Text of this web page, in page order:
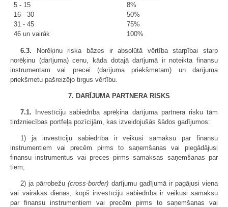
5 - 15
8%
16 - 30
50%
31 - 45
75%
46 un vairāk
100%
6.3. Norēķinu riska bāzes ir absolūtā vērtība starpībai starp
norēķinu (darījuma) cenu, kāda dotajā darījumā ir noteikta finansu
instrumentam vai precei (darījuma priekšmetam) un darījuma
priekšmetu pašreizējo tirgus vērtību.
7. DARĪJUMA PARTNERA RISKS
7.1. Investīciju sabiedrība aprēķina darījuma partnera risku tām
tirdzniecības portfeļa pozīcijām, kas izveidojušās šādos gadījumos:
1) ja investīciju sabiedrība ir veikusi samaksu par finansu
instrumentiem vai precēm pirms to saņemšanas vai piegādājusi
finansu instrumentus vai preces pirms samaksas saņemšanas par
tiem;
2) ja pārrobežu(cross-border) darījumu gadījumā ir pagājusi viena
vai vairākas dienas, kopš investīciju sabiedrība ir veikusi samaksu
par finansu instrumentiem vai precēm pirms to saņemšanas vai